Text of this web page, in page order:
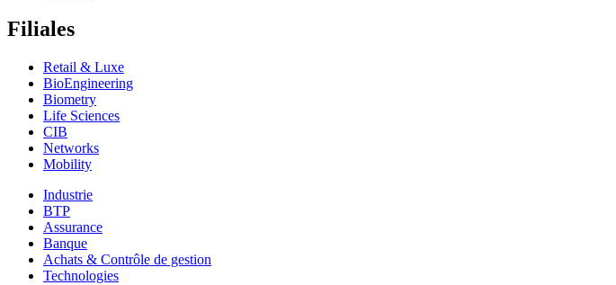
Filiales
Retail & Luxe
BioEngineering
Biometry
Life Sciences
CIB
Networks
Mobility
Industrie
BTP
Assurance
Banque
Achats & Contrôle de gestion
Technologies